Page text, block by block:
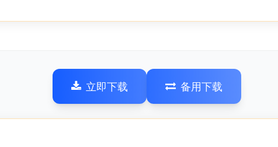
立即下载 备用下载